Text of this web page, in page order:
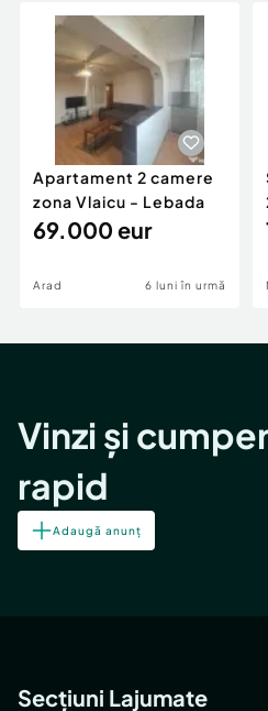
Apartament 2 camere
zona Vlaicu - Lebada
69.000 eur
Arad 6 luni în urmă
Vinzi și
rapid
Adaugă anunț
Secțiuni Lajumate